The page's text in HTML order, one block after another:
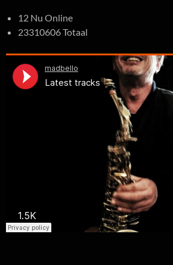
12 Nu Online
23310606 Totaal